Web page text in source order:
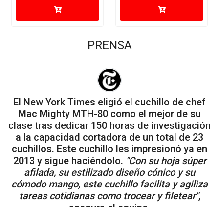
PRENSA
El New York Times eligió el cuchillo de chef
Mac Mighty MTH-80 como el mejor de su
clase tras dedicar 150 horas de investigación
a la capacidad cortadora de un total de 23
cuchillos. Este cuchillo les impresionó ya en
2013 y sigue haciéndolo. "Con su hoja súper
afilada, su estilizado diseño cónico y su
cómodo mango, este cuchillo facilita y agiliza
tareas cotidianas como trocear y filetear",